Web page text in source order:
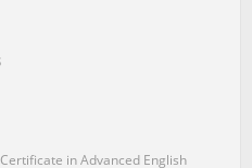
in Advanced English